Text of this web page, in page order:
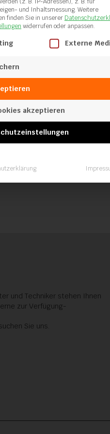
Schweißschuh
rund 40mm
Schweißschuh
und Techniker stehen Ihnen
zur Verfügung-
Sie uns.
und Inhaltsmessung. Weitere
finden Sie in unserer
widerrufen oder anpassen.
für die eine Einwilligung
Externe
akzeptieren